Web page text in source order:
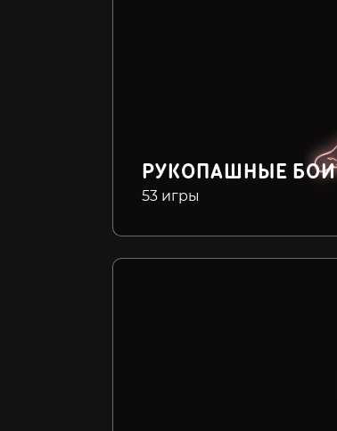
РУКОПАШНЫЕ БОИ
53 игры